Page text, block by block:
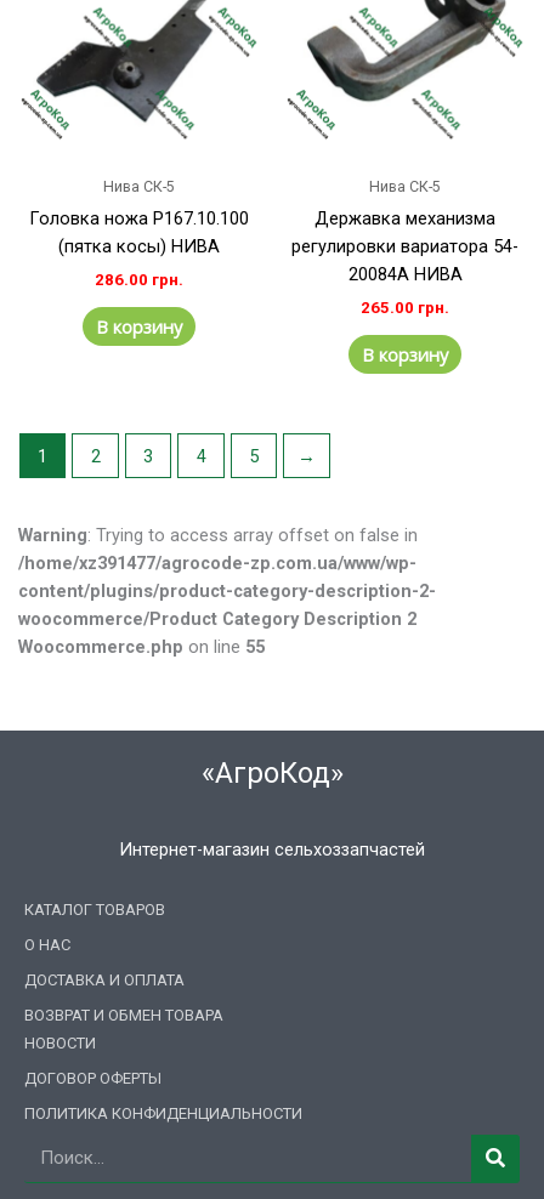
Нива СК-5
Головка ножа Р167.10.100
(пятка косы) НИВА
286.00 грн.
В корзину
Нива СК-5
Державка механизма
регулировки вариатора 54-
20084А НИВА
265.00 грн.
В корзину
1 2 3 4 5 →
Warning: Trying to access array offset on false in
/home/xz391477/agrocode-zp.com.ua/www/wp-
content/plugins/product-category-description-2-
woocommerce/Product Category Description 2
Woocommerce.php on line 55
«АгроКод»
Интернет-магазин сельхоззапчастей
КАТАЛОГ ТОВАРОВ
О НАС
ДОСТАВКА И ОПЛАТА
ВОЗВРАТ И ОБМЕН ТОВАРА
НОВОСТИ
ДОГОВОР ОФЕРТЫ
ПОЛИТИКА КОНФИДЕНЦИАЛЬНОСТИ
Поиск